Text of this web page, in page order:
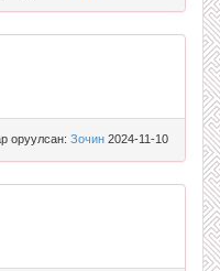
оруулсан: Зочин 2024-11-10